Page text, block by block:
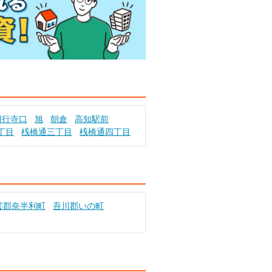
寺口 旭 朝倉
高知駅前
目
桟橋通三丁目 桟橋通四丁目
郡奈半利町 吾川郡いの町